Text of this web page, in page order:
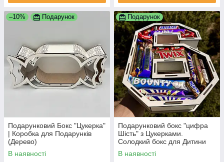
–10% Подарунок
Подарунковий Бокс "Цукерка"
| Коробка для Подарунків
(Дерево)
В наявності
Подарунок
Подарунковий бокс "цифра
Шість" з Цукерками.
Солодкий бокс для Дитини
В наявності